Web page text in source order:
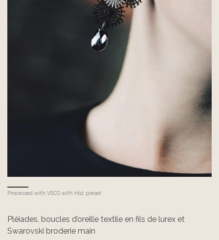
Processed with VSCO with hb2 preset
Pléiades, boucles d’oreille textile en fils de lurex et
Swarovski broderie main